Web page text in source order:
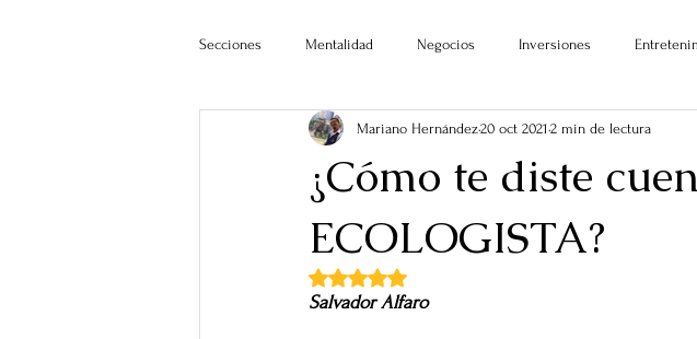
Secciones Mentalidad Negocios Inversiones
¿Cómo te diste
ECOLOGISTA?
Mariano Hernández20 oct 2021 2 min de lectura
Obtuvo NaN de 5 estrellas.
Salvador Alfaro